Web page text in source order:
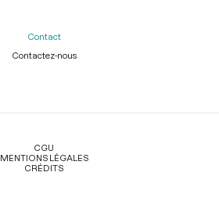
Contact
Contactez-nous
CGU
MENTIONS LÉGALES
CRÉDITS